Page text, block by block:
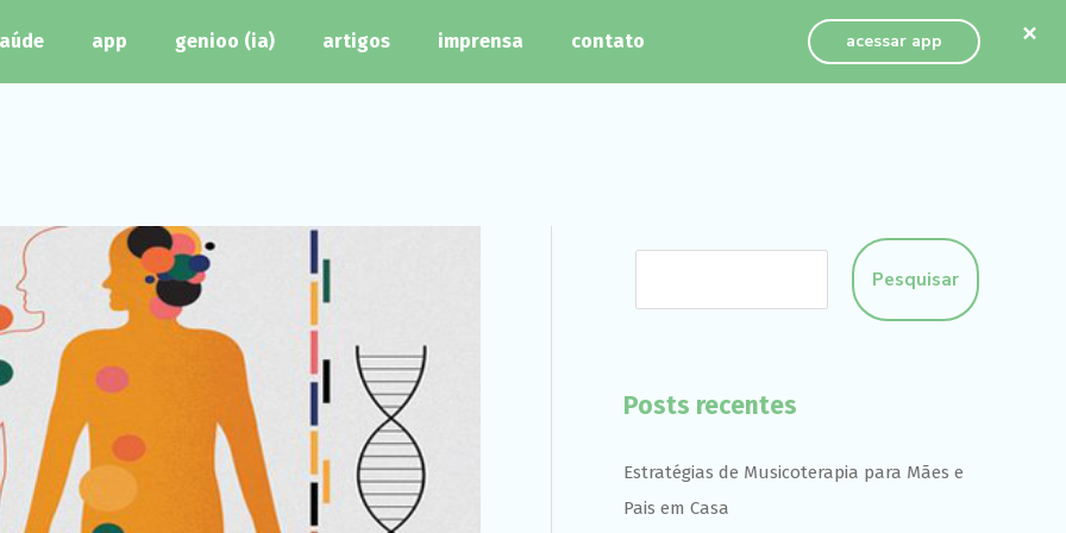
app genioo (ia) artigos imprensa contato acessar app
Pesquisar
Posts recentes
Estratégias de Musicoterapia para Mães e
Pais em Casa
×